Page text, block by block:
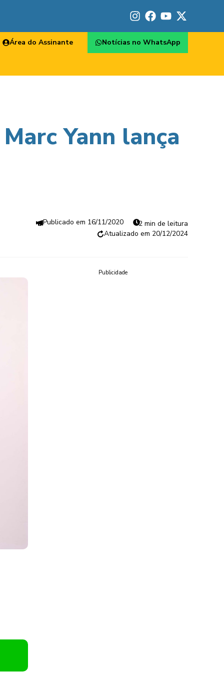
Área do Assinante Notícias no WhatsApp
Yann lança
16/11/2020
2 min de leitura
20/12/2024
Publicidade